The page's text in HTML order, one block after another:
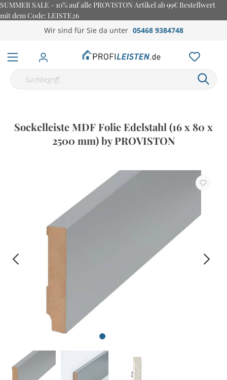
SUMMER SALE - 10% auf alle PROVISTON Artikel ab 99€ Bestellwert
mit dem Code: LEISTE26
Wir sind für Sie da unter 05468 9384748
Sockelleiste MDF Folie Edelstahl (16 x 80 x
2500 mm) by PROVISTON